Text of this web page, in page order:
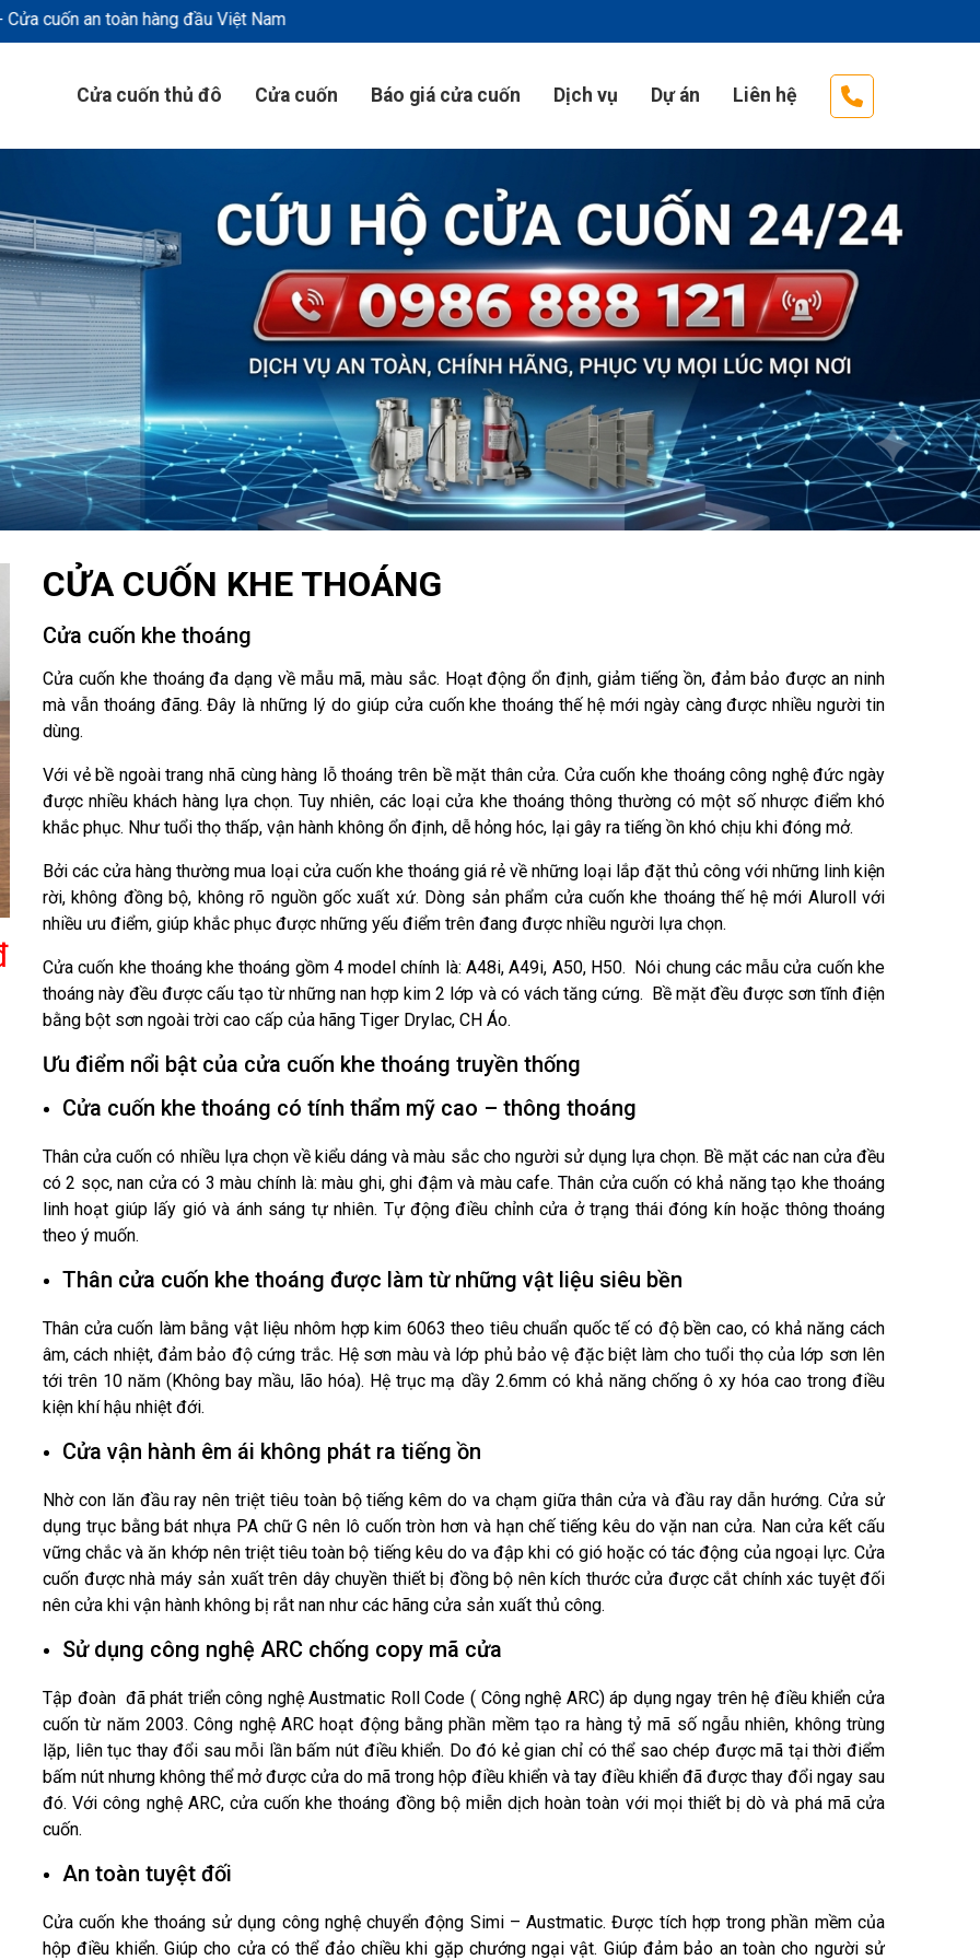
đầu Việt Nam
Cửa cuốn thủ đô Cửa cuốn Báo giá cửa cuốn Dịch vụ Dự án Liên hệ
CỬA CUỐN KHE THOÁNG
Cửa cuốn khe thoáng
Cửa cuốn khe thoáng đa dạng về mẫu mã, màu sắc. Hoạt động ổn định, giảm tiếng ồn, đảm bảo được an ninh
mà vẫn thoáng đãng. Đây là những lý do giúp cửa cuốn khe thoáng thế hệ mới ngày càng được nhiều người tin
dùng.
Với vẻ bề ngoài trang nhã cùng hàng lỗ thoáng trên bề mặt thân cửa. Cửa cuốn khe thoáng công nghệ đức ngày
được nhiều khách hàng lựa chọn. Tuy nhiên, các loại cửa khe thoáng thông thường có một số nhược điểm khó
khắc phục. Như tuổi thọ thấp, vận hành không ổn định, dễ hỏng hóc, lại gây ra tiếng ồn khó chịu khi đóng mở.
Bởi các cửa hàng thường mua loại cửa cuốn khe thoáng giá rẻ về những loại lắp đặt thủ công với những linh kiện
rời, không đồng bộ, không rõ nguồn gốc xuất xứ. Dòng sản phẩm cửa cuốn khe thoáng thế hệ mới Aluroll với
nhiều ưu điểm, giúp khắc phục được những yếu điểm trên đang được nhiều người lựa chọn.
Cửa cuốn khe thoáng khe thoáng gồm 4 model chính là: A48i, A49i, A50, H50. Nói chung các mẫu cửa cuốn khe
thoáng này đều được cấu tạo từ những nan hợp kim 2 lớp và có vách tăng cứng. Bề mặt đều được sơn tĩnh điện
bằng bột sơn ngoài trời cao cấp của hãng Tiger Drylac, CH Áo.
Ưu điểm nổi bật của cửa cuốn khe thoáng truyền thống
Cửa cuốn khe thoáng có tính thẩm mỹ cao – thông thoáng
Thân cửa cuốncó nhiều lựa chọn về kiểu dáng và màu sắc cho người sử dụng lựa chọn. Bề mặt các nan cửa đều
có 2 sọc, nan cửa có 3 màu chính là: màu ghi, ghi đậm và màu cafe. Thân cửa cuốn có khả năng tạo khe thoáng
linh hoạt giúp lấy gió và ánh sáng tự nhiên. Tự động điều chỉnh cửa ở trạng thái đóng kín hoặc thông thoáng
theo ý muốn.
Thân cửa cuốn khe thoáng được làm từ những vật liệu siêu bền
Thân cửa cuốn làm bằng vật liệu nhôm hợp kim 6063 theo tiêu chuẩn quốc tế có độ bền cao, có khả năng cách
âm, cách nhiệt, đảm bảo độ cứng trắc. Hệ sơn màu và lớp phủ bảo vệ đặc biệt làm cho tuổi thọ của lớp sơn lên
tới trên 10 năm (Không bay mầu, lão hóa). Hệ trục mạ dầy 2.6mm có khả năng chống ô xy hóa cao trong điều
kiện khí hậu nhiệt đới.
Cửa vận hành êm ái không phát ra tiếng ồn
Nhờ con lăn đầu ray nên triệt tiêu toàn bộ tiếng kêm do va chạm giữa thân cửa và đầu ray dẫn hướng. Cửa sử
dụng trục bằng bát nhựa PA chữ G nên lô cuốn tròn hơn và hạn chế tiếng kêu do vặn nan cửa. Nan cửa kết cấu
vững chắc và ăn khớp nên triệt tiêu toàn bộ tiếng kêu do va đập khi có gió hoặc có tác động của ngoại lực. Cửa
cuốn được nhà máy sản xuất trên dây chuyền thiết bị đồng bộ nên kích thước cửa được cắt chính xác tuyệt đối
nên cửa khi vận hành không bị rắt nan như các hãng cửa sản xuất thủ công.
Sử dụng công nghệ ARC chống copy mã cửa
Tập đoàn đã phát triển công nghệ Austmatic Roll Code ( Công nghệ ARC) áp dụng ngay trên hệ điều khiển cửa
cuốn từ năm 2003. Công nghệ ARC hoạt động bằng phần mềm tạo ra hàng tỷ mã số ngẫu nhiên, không trùng
lặp, liên tục thay đổi sau mỗi lần bấm nút điều khiển. Do đó kẻ gian chỉ có thể sao chép được mã tại thời điểm
bấm nút nhưng không thể mở được cửa do mã trong hộp điều khiển và tay điều khiển đã được thay đổi ngay sau
đó. Với công nghệ ARC, cửa cuốn khe thoáng đồng bộ miễn dịch hoàn toàn với mọi thiết bị dò và phá mã cửa
cuốn.
An toàn tuyệt đối
Cửa cuốn khe thoáng sử dụng công nghệ chuyển động Simi – Austmatic. Được tích hợp trong phần mềm của
hộp điều khiển. Giúp cho cửa có thể đảo chiều khi gặp chướng ngại vật. Giúp đảm bảo an toàn cho người sử